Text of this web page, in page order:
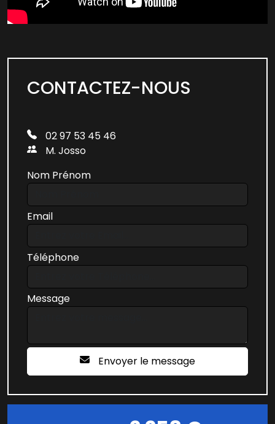
CONTACTEZ-NOUS
02 97 53 45 46
M. Josso
Nom Prénom
Email
Téléphone
Message
Envoyer le message